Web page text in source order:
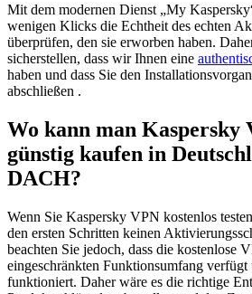
Mit dem modernen Dienst „My
wenigen Klicks die Echtheit des echten
überprüfen, den sie erworben haben.
sicherstellen, dass wir Ihnen eine
haben und dass Sie den
abschließen .
Wo kann man Kaspersky
günstig kaufen in
DACH?
Wenn Sie Kaspersky VPN kostenlos
den ersten Schritten keinen
beachten Sie jedoch, dass die kostenlose
eingeschränkten Funktionsumfang
funktioniert. Daher wäre es die richtige